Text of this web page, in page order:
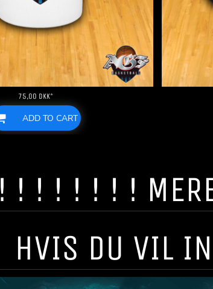
75,00 DKK*
ADD TO CART
! ! ! ! ! ! ! !
HVIS DU VIL